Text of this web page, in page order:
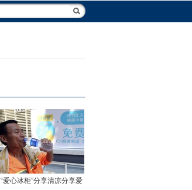
“爱心冰柜”分享清凉分享爱